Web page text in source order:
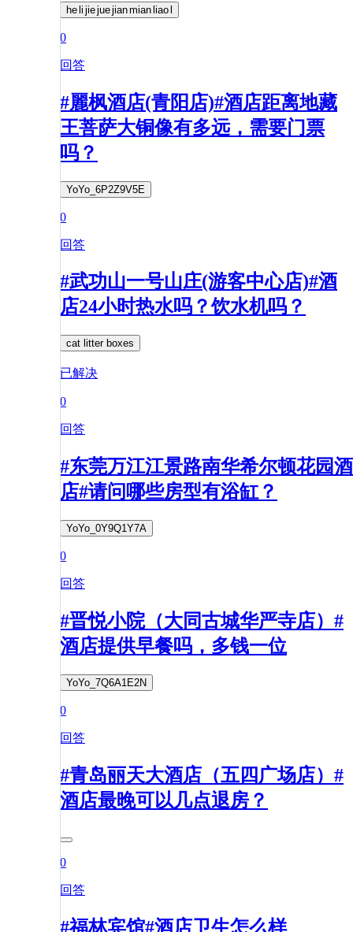
he li jie jue jian mian liao l
0
回答
#麗枫酒店(青阳店)#酒店距离地藏
王菩萨大铜像有多远，需要门票
吗？
YoYo_6P2Z9V5E
0
回答
#武功山一号山庄(游客中心店)#酒
店24小时热水吗？饮水机吗？
cat litter boxes
已解决
0
回答
#东莞万江江景路南华希尔顿花园酒
店#请问哪些房型有浴缸？
YoYo_0Y9Q1Y7A
0
回答
#晋悦小院（大同古城华严寺店）#
酒店提供早餐吗，多钱一位
YoYo_7Q6A1E2N
0
回答
#青岛丽天大酒店（五四广场店）#
酒店最晚可以几点退房？
0
回答
#福林宾馆#酒店卫生怎么样